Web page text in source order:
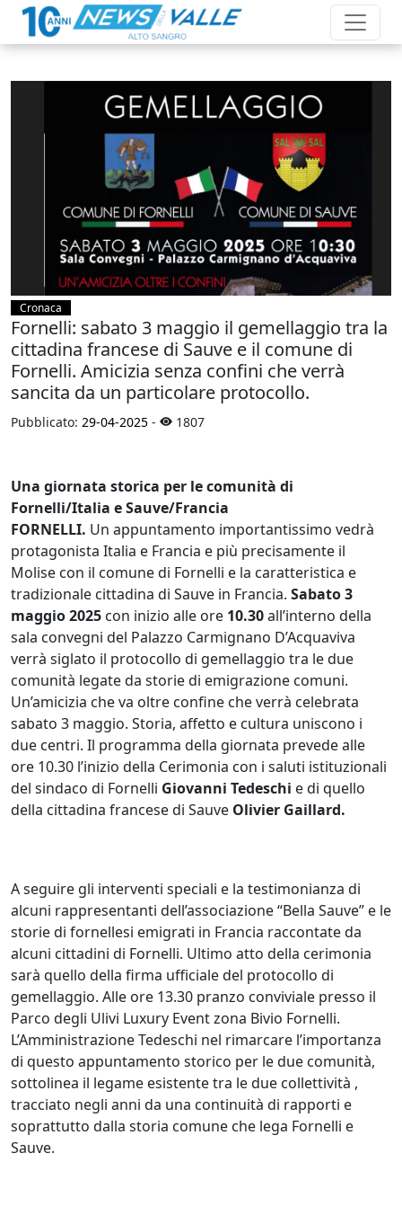
Cronaca
Fornelli: sabato 3 maggio il gemellaggio tra la
cittadina francese di Sauve e il comune di
Fornelli. Amicizia senza confini che verrà
sancita da un particolare protocollo.
Pubblicato: 29-04-2025 - 1807
Una giornata storica per le comunità di
Fornelli/Italia e Sauve/Francia
FORNELLI. Un appuntamento importantissimo vedrà
protagonista Italia e Francia e più precisamente il
Molise con il comune di Fornelli e la caratteristica e
tradizionale cittadina di Sauve in Francia. Sabato 3
maggio 2025 con inizio alle ore 10.30all’interno della
sala convegni del Palazzo Carmignano D’Acquaviva
verrà siglato il protocollo di gemellaggio tra le due
comunità legate da storie di emigrazione comuni.
Un’amicizia che va oltre confine che verrà celebrata
sabato 3 maggio. Storia, affetto e cultura uniscono i
due centri. Il programma della giornata prevede alle
ore 10.30 l’inizio della Cerimonia con i saluti istituzionali
del sindaco di Fornelli Giovanni Tedeschi e di quello
della cittadina francese di Sauve Olivier Gaillard.
A seguire gli interventi speciali e la testimonianza di
alcuni rappresentanti dell’associazione “Bella Sauve” e le
storie di fornellesi emigrati in Francia raccontate da
alcuni cittadini di Fornelli. Ultimo atto della cerimonia
sarà quello della firma ufficiale del protocollo di
gemellaggio. Alle ore 13.30 pranzo conviviale presso il
Parco degli Ulivi Luxury Event zona Bivio Fornelli.
L’Amministrazione Tedeschi nel rimarcare l’importanza
di questo appuntamento storico per le due comunità,
sottolinea il legame esistente tra le due collettività ,
tracciato negli anni da una continuità di rapporti e
soprattutto dalla storia comune che lega Fornelli e
Sauve.